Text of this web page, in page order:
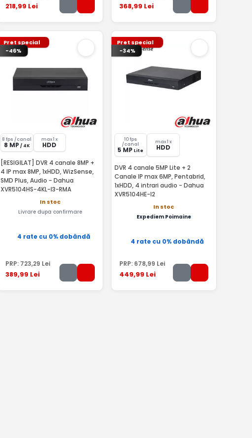
218,99 Lei 368,99 Lei
Pret special
-46%
8 fps /canal
8 MP / 4K
max 1 x
HDD
[RESIGILAT] DVR 4 canale 8MP +
4 IP max 8MP, 1xHDD, WizSense,
SMD Plus, Audio - Dahua
XVR5104HS-4KL-I3-RMA
In stoc
Livrare dupa confirmare
4 rate cu 0% dobândă
PRP: 723,29 Lei
389,99 Lei
Pret special
-34%
10 fps
/canal
5 MP Lite
max 1 x
HDD
DVR 4 canale 5MP Lite + 2
Canale IP max 6MP, Pentabrid,
1xHDD, 4 intrari audio - Dahua
XVR5104HE-I2
In stoc
Expediem Poimaine
4 rate cu 0% dobândă
PRP: 678,99 Lei
449,99 Lei